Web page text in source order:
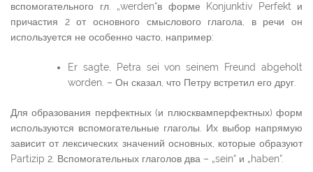
вспомогательного гл. „werden“в форме Konjunktiv Perfekt и
причастия 2 от основного смыслового глагола, в речи он
используется не особенно часто, например:
Er sagte, Petra sei von seinem Freund abgeholt
worden. – Он сказал, что Петру встретил его друг.
Для образования перфектных (и плюсквамперфектных) форм
используются вспомогательные глаголы. Их выбор напрямую
зависит от лексических значений основных, которые образуют
Partizip 2. Вспомогательных глаголов два – „sein“ и „haben“.